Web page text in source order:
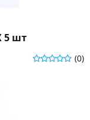
5 шт
(0)